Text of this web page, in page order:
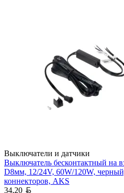
Выключатели и датчики
Выключатель бесконтактный на
D8мм, 12/24V, 60W/120W,
коннекторов, AKS
34,20